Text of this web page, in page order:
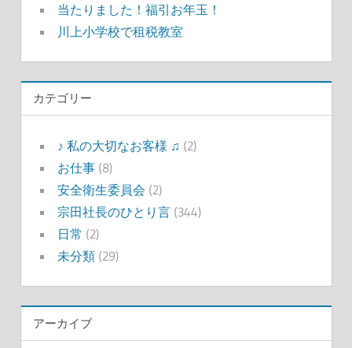
当たりました！福引お年玉！
川上小学校で租税教室
カテゴリー
♪ 私の大切なお客様 ♫ (2)
お仕事(8)
安全衛生委員会 (2)
宗田社長のひとり言(344)
日常 (2)
未分類(29)
アーカイブ